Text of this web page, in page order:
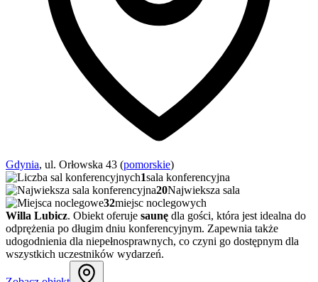
Gdynia, ul. Orłowska 43 (pomorskie)
1sala konferencyjna
20Najwieksza sala
32miejsc noclegowych
Willa Lubicz. Obiekt oferuje saunę dla gości, która jest idealna do
odprężenia po długim dniu konferencyjnym. Zapewnia także
udogodnienia dla niepełnosprawnych, co czyni go dostępnym dla
wszystkich uczestników wydarzeń.